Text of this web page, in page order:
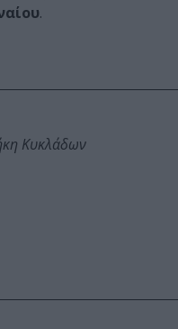
.
Κυκλάδων